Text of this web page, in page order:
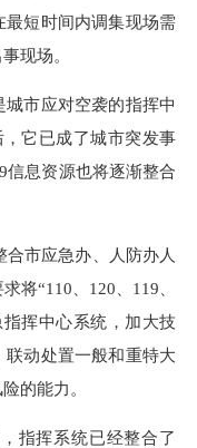
短时间内调集现场需
现场。
市应对空袭的指挥中
它已成了城市突发事
信息资源也将逐渐整合
市应急办、人防办人
将“110、120、119、
挥中心系统，加大技
动处置一般和重特大
的能力。
指挥系统已经整合了